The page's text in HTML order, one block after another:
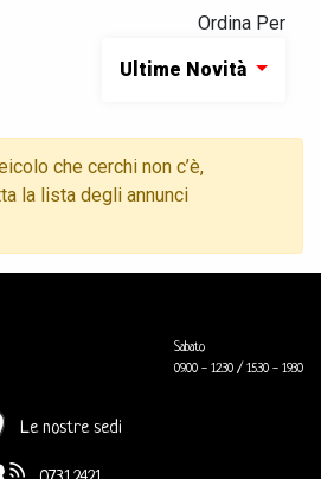
Ordina Per
Ultime Novità
che cerchi non c’è,
la lista degli annunci
Sabato
09.00 - 12.30 / 15.30 - 19.30
Le nostre sedi